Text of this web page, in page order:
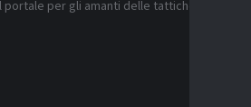
per gli amanti delle tattiche